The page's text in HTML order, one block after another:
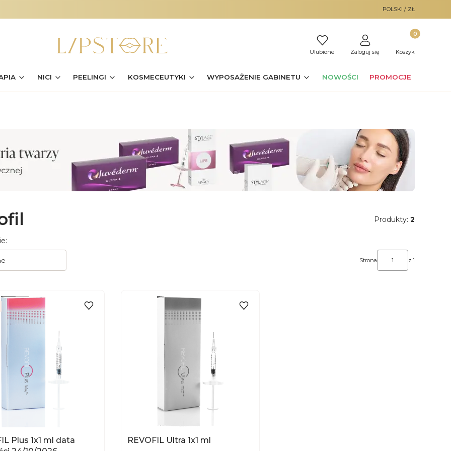
POLSKI / ZŁ
Ulubione Zaloguj się
Produkty w
Koszyk
NICI PEELINGI KOSMECEUTYKI WYPOSAŻENIE GABINETU NOWOŚCI PROMOCJE
Produkty: 2
Strona z 1
Plus 1x1 ml data
REVOFIL Ultra 1x1 ml